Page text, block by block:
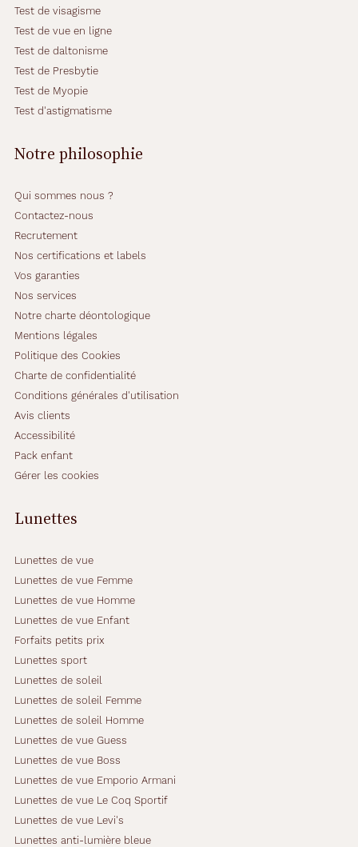
Test de visagisme
Test de vue en ligne
Test de daltonisme
Test de Presbytie
Test de Myopie
Test d'astigmatisme
Notre philosophie
Qui sommes nous ?
Contactez-nous
Recrutement
Nos certifications et labels
Vos garanties
Nos services
Notre charte déontologique
Mentions légales
Politique des Cookies
Charte de confidentialité
Conditions générales d'utilisation
Avis clients
Accessibilité
Pack enfant
Gérer les cookies
Lunettes
Lunettes de vue
Lunettes de vue Femme
Lunettes de vue Homme
Lunettes de vue Enfant
Forfaits petits prix
Lunettes sport
Lunettes de soleil
Lunettes de soleil Femme
Lunettes de soleil Homme
Lunettes de vue Guess
Lunettes de vue Boss
Lunettes de vue Emporio Armani
Lunettes de vue Le Coq Sportif
Lunettes de vue Levi's
Lunettes anti-lumière bleue